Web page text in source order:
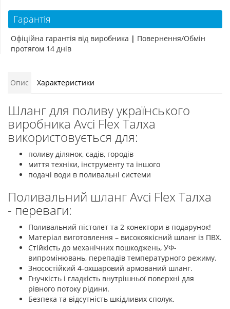
Гарантія
Офіційна гарантія від виробника | Повернення/Обмін
протягом 14 днів
Опис Характеристики
Шланг для поливу українського
виробника Avci Flex Талха
використовується для:
поливу ділянок, садів, городів
миття техніки, інструменту та іншого
подачі води в поливальні системи
Поливальний шланг Avci Flex Талха
- переваги:
Поливальний пістолет та 2 конектори в подарунок!
Матеріал виготовлення – високоякісний шланг із ПВХ.
Стійкість до механічних пошкоджень, УФ-
випромінювань, перепадів температурного режиму.
Зносостійкий 4-охшаровий армований шланг.
Гнучкість і гладкість внутрішньої поверхні для
рівного потоку рідини.
Безпека та відсутність шкідливих сполук.